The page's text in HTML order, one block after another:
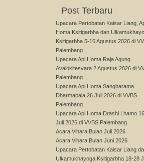
Post Terbaru
Upacara Pertobatan Kaisar Liang,
Homa Ksitigarbha dan
Ksitigarbha 5-16 Agustus 2026 di
Palembang
Upacara Api Homa Raja Agung
Avalokitesvara 2 Agustus 2026 di
Palembang
Upacara Api Homa Sangharama
Dharmapala 26 Juli 2026 di VVBS
Palembang
Upacara Api Homa Drashi Lhamo 16
Juli 2026 di VVBS Palembang
Acara Vihara Bulan Juli 2026
Acara Vihara Bulan Juni 2026
Upacara Pertobatan Kaisar Liang
Ulkamukhayoga Ksitigarbha 18-28